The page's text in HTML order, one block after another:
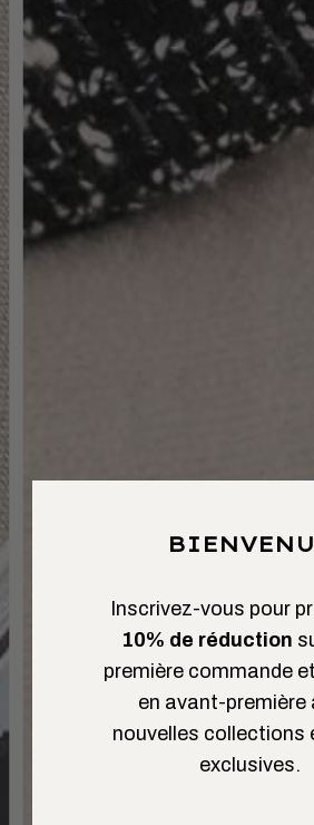
Inscrivez-vous pour
10% de réduction
première commande
en avant-première
nouvelles collections
exclusives.